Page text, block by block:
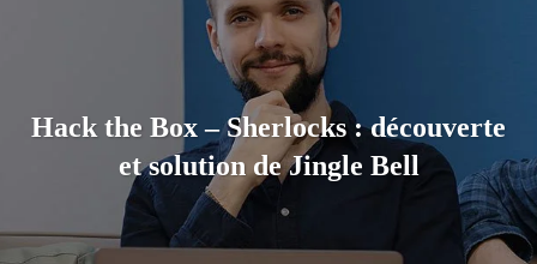
Hack the Box – Sherlocks : découverte
et solution de Jingle Bell